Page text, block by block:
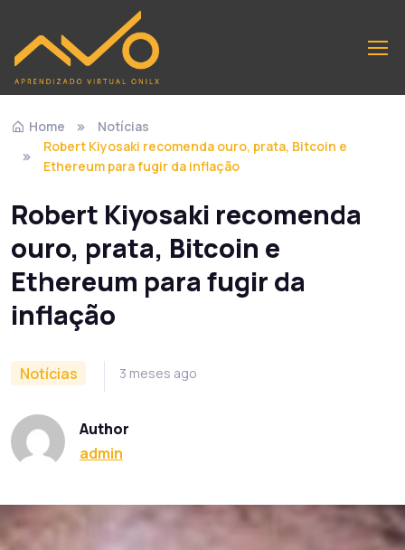
Home
Notícias
Robert Kiyosaki recomenda ouro, prata, Bitcoin e
Ethereum para fugir da inflação
Robert Kiyosaki recomenda
ouro, prata, Bitcoin e
Ethereum para fugir da
inflação
Notícias 3 meses ago
Author
admin